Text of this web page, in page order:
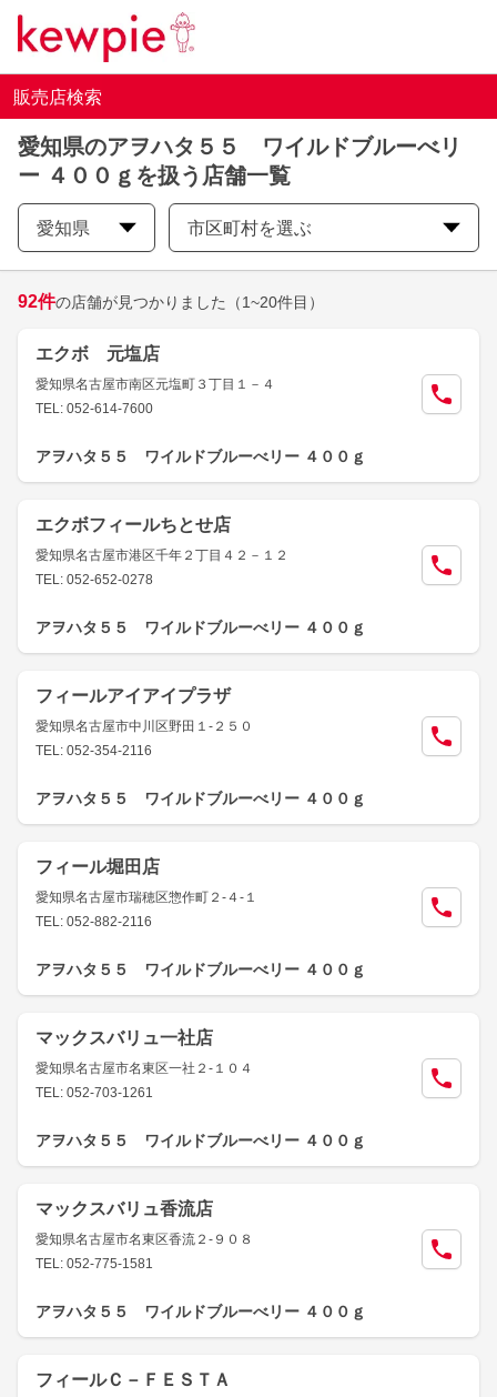
販売店検索
愛知県のアヲハタ５５ ワイルドブルーべリ
ー ４００ｇを扱う店舗一覧
愛知県 市区町村を選ぶ
92件の店舗が見つかりました （1~20件目）
エクボ 元塩店
愛知県名古屋市南区元塩町３丁目１－４
TEL: 052-614-7600
アヲハタ５５ ワイルドブルーべリー ４００ｇ
エクボフィールちとせ店
愛知県名古屋市港区千年２丁目４２－１２
TEL: 052-652-0278
アヲハタ５５ ワイルドブルーべリー ４００ｇ
フィールアイアイプラザ
愛知県名古屋市中川区野田１-２５０
TEL: 052-354-2116
アヲハタ５５ ワイルドブルーべリー ４００ｇ
フィール堀田店
愛知県名古屋市瑞穂区惣作町２-４-１
TEL: 052-882-2116
アヲハタ５５ ワイルドブルーべリー ４００ｇ
マックスバリュ一社店
愛知県名古屋市名東区一社２-１０４
TEL: 052-703-1261
アヲハタ５５ ワイルドブルーべリー ４００ｇ
マックスバリュ香流店
愛知県名古屋市名東区香流２-９０８
TEL: 052-775-1581
アヲハタ５５ ワイルドブルーべリー ４００ｇ
フィールＣ－ＦＥＳＴＡ